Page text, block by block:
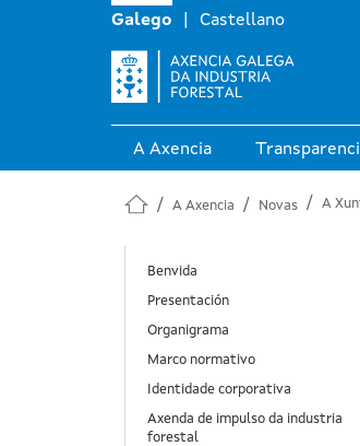
Galego Castellano
A Axencia
A Axencia Novas A
Navegación principal
Benvida
Presentación
Organigrama
Marco normativo
Identidade corporativa
Axenda de impulso da industria
forestal